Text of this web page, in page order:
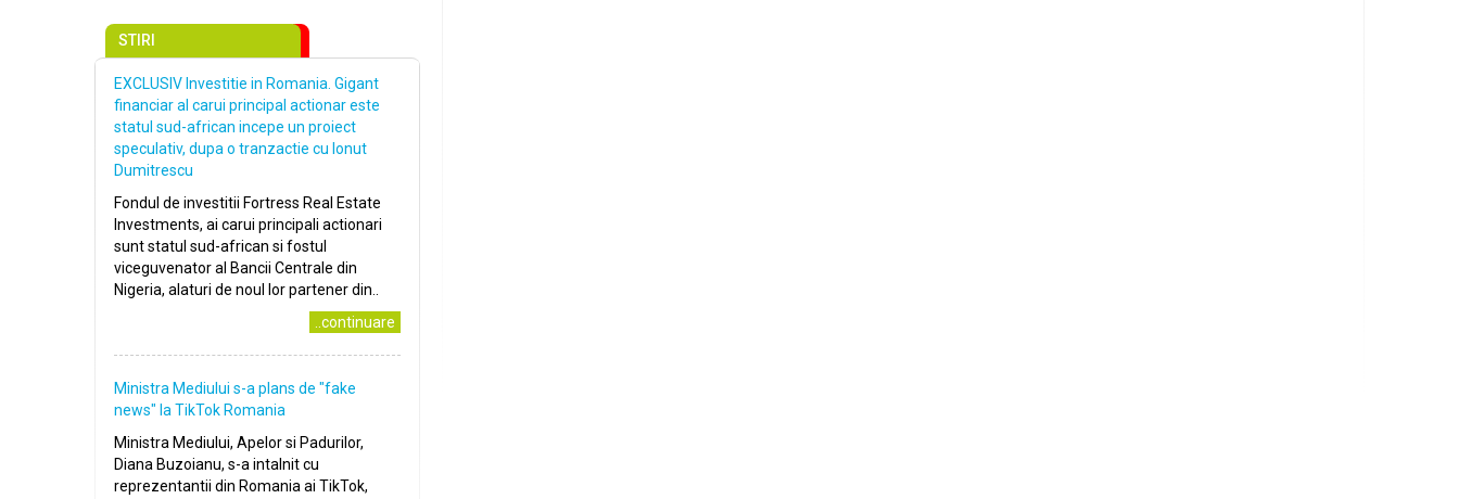
STIRI
EXCLUSIV Investitie in Romania. Gigant
financiar al carui principal actionar este
statul sud-african incepe un proiect
speculativ, dupa o tranzactie cu Ionut
Dumitrescu
Fondul de investitii Fortress Real Estate
Investments, ai carui principali actionari
sunt statul sud-african si fostul
viceguvenator al Bancii Centrale din
Nigeria, alaturi de noul lor partener din..
..continuare
Ministra Mediului s-a plans de ″fake
news″ la TikTok Romania
Ministra Mediului, Apelor si Padurilor,
Diana Buzoianu, s-a intalnit cu
reprezentantii din Romania ai TikTok,